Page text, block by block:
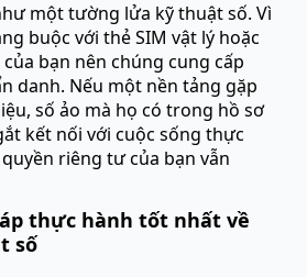
một tường lửa kỹ thuật số. Vì
buộc với thẻ SIM vật lý hoặc
bạn nên chúng cung cấp
danh. Nếu một nền tảng gặp
số ảo mà họ có trong hồ sơ
kết nối với cuộc sống thực
riêng tư của bạn vẫn
thực hành tốt nhất về
số